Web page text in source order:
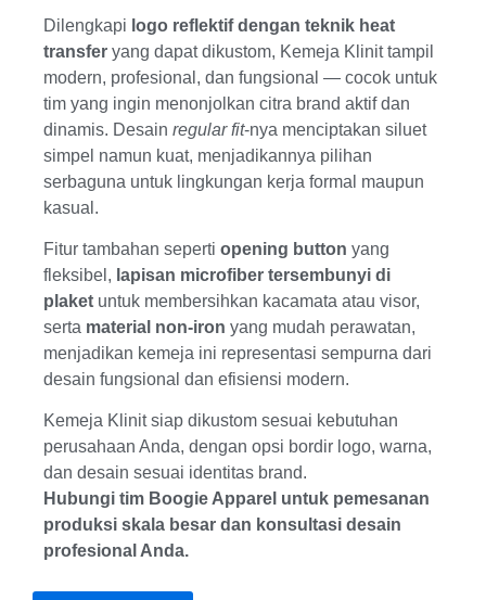
Dilengkapi logo reflektif dengan teknik heat
transfer yang dapat dikustom, Kemeja Klinit tampil
modern, profesional, dan fungsional — cocok untuk
tim yang ingin menonjolkan citra brand aktif dan
dinamis. Desain regular fit-nya menciptakan siluet
simpel namun kuat, menjadikannya pilihan
serbaguna untuk lingkungan kerja formal maupun
kasual.
Fitur tambahan seperti opening button yang
fleksibel, lapisan microfiber tersembunyi di
plaket untuk membersihkan kacamata atau visor,
serta material non-iron yang mudah perawatan,
menjadikan kemeja ini representasi sempurna dari
desain fungsional dan efisiensi modern.
Kemeja Klinit siap dikustom sesuai kebutuhan
perusahaan Anda, dengan opsi bordir logo, warna,
dan desain sesuai identitas brand.
Hubungi tim Boogie Apparel untuk pemesanan
produksi skala besar dan konsultasi desain
profesional Anda.